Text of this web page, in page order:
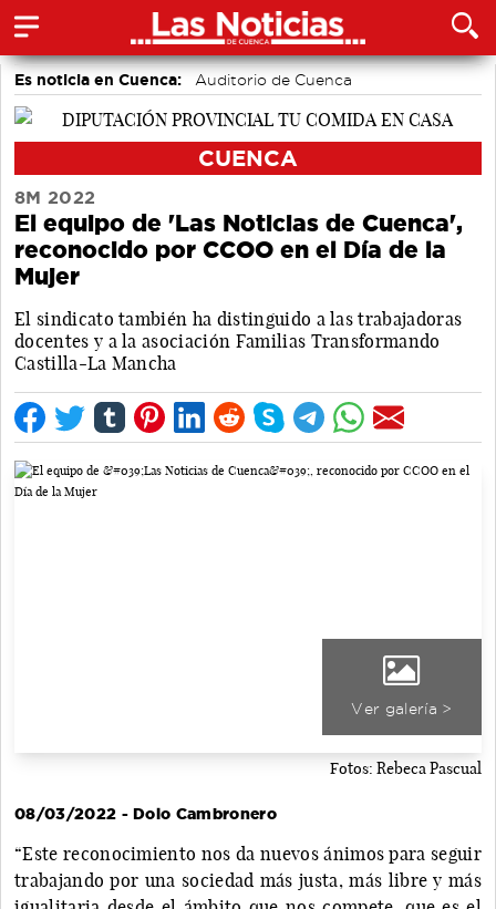
Es noticia en Cuenca: Auditorio de Cuenca
CUENCA
8M 2022
El equipo de 'Las Noticias de Cuenca',
reconocido por CCOO en el Día de la
Mujer
El sindicato también ha distinguido a las trabajadoras
docentes y a la asociación Familias Transformando
Castilla-La Mancha
Ver galería >
Fotos: Rebeca Pascual
08/03/2022 - Dolo Cambronero
“Este reconocimiento nos da nuevos ánimos para seguir
trabajando por una sociedad más justa, más libre y más